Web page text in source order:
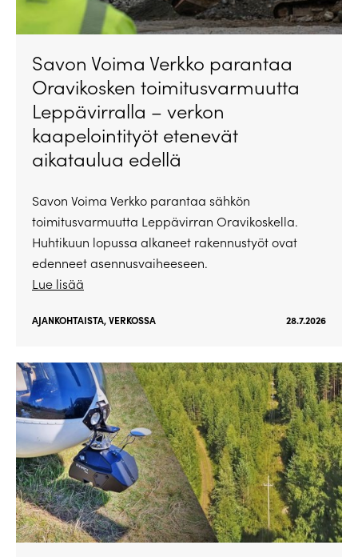
Savon Voima Verkko parantaa
Oravikosken toimitusvarmuutta
Leppävirralla – verkon
kaapelointityöt etenevät
aikataulua edellä
Savon Voima Verkko parantaa sähkön
toimitusvarmuutta Leppävirran Oravikoskella.
Huhtikuun lopussa alkaneet rakennustyöt ovat
edenneet asennusvaiheeseen.
Lue lisää
AJANKOHTAISTA,VERKOSSA 28.7.2026